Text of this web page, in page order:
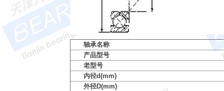
轴承名称
产品型号
老型号
内径d(mm)
外径D(mm)